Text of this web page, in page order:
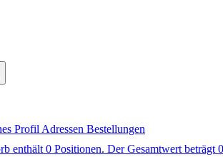
Profil Adressen Bestellungen
enthält 0 Positionen. Der Gesamtwert beträgt